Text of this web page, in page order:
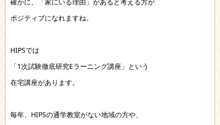
ポジティブになれますね。
HIPSでは
「1次試験徹底研究Eラーニング講座」という
在宅講座があります。
毎年、HIPSの通学教室がない地域の方や、